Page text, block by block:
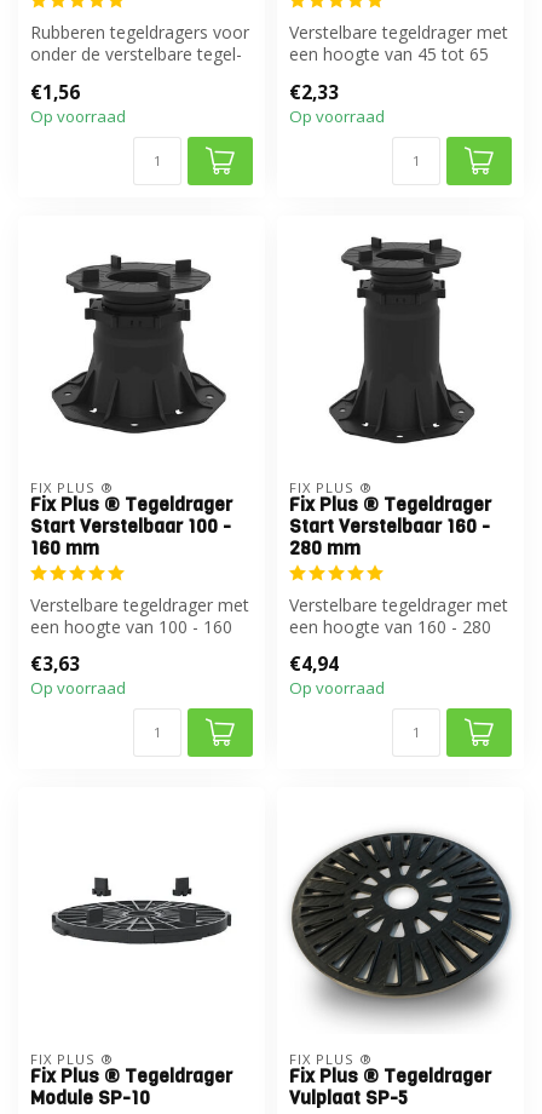
Rubberen tegeldragers voor
onder de verstelbare tegel-
€1,56
Op voorraad
Verstelbare tegeldrager met
een hoogte van 45 tot 65
€2,33
Op voorraad
FIX PLUS ®
Fix Plus ® Tegeldrager
Start Verstelbaar 100 -
160 mm
Verstelbare tegeldrager met
een hoogte van 100 - 160
€3,63
Op voorraad
FIX PLUS ®
Fix Plus ® Tegeldrager
Start Verstelbaar 160 -
280 mm
Verstelbare tegeldrager met
een hoogte van 160 - 280
€4,94
Op voorraad
FIX PLUS ®
Fix Plus ® Tegeldrager
Module SP-10
FIX PLUS ®
Fix Plus ® Tegeldrager
Vulplaat SP-5